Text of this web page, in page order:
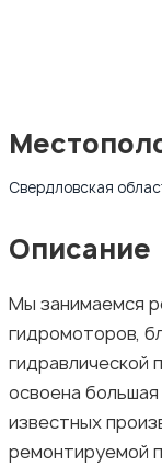
Свердловская
Описание
Мы занимаемся
гидромоторов,
гидравлической
освоена
известных
ремонтируемой